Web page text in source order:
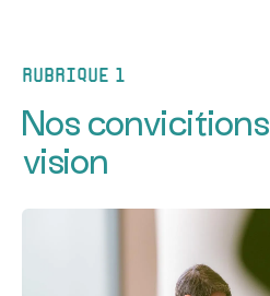
questions
Partners
dévoile
sa
stratégie
Rubrique 1
Nos
vision